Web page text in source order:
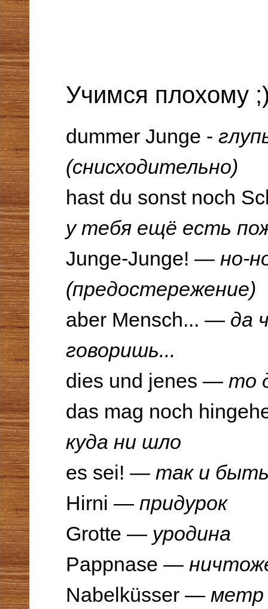
Учимся плохому
dummer Junge -
(снисходительно)
hast du sonst noch
у тебя ещё есть
Junge-Junge! — но-
(предостережение)
aber Mensch... — да
говоришь...
dies und jenes — то
das mag noch
куда ни шло
es sei! — так и
Hirni — придурок
Grotte — уродина
Pappnase —
Nabelküsser — метр